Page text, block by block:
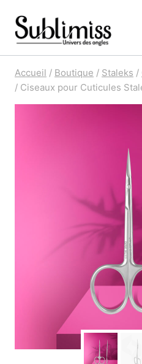
contenu
Accueil / Boutique / Staleks /
/ Ciseaux pour Cuticules